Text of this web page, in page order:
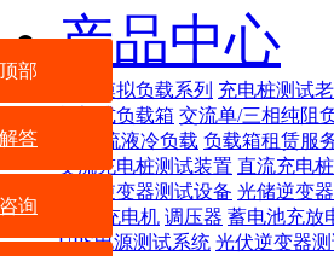
产品中心
智能模拟负载系列 充电桩测试
机架式负载箱 交流单/三相纯阻
交/直流液冷负载 负载箱租赁服
交流充电桩测试装置 直流充电
光储逆变器测试设备 光储逆变
充电机 调压器 蓄电池充放
UPS电源测试系统 光伏逆变器
部
答
询